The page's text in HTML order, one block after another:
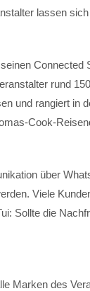
lassen
Connected
rund
und rangiert in
Cook-
über
Viele
Sollte die
Marken des